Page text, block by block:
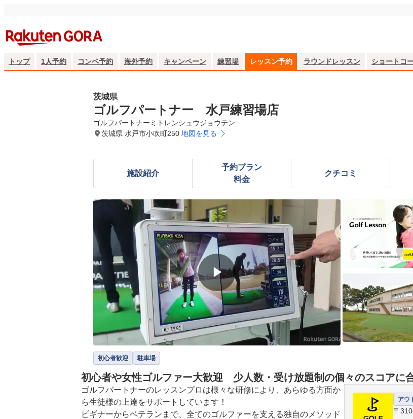
トップ 1人予約 コンペ予約 海外予約 キャンペーン 練習場 レッスン予約 ラウンドレッスン ショートコ
茨城県
ゴルフパートナー 水戸練習場店
ゴルフパートナーミトレンシュウジョウテン
茨城県 水戸市小吹町250 地図を見る
施設紹介
予約プラン
料金
クチコミ
▶
初心者歓迎 駐車場
初心者や女性ゴルファー大歓迎 少人数・受け放題制の個々のスコアに
ゴルフパートナーのレッスンプロは様々な研修により、あらゆる方面か
ら生徒様の上達をサポートしています！
ビギナーからベテランまで、全てのゴルファーを支える独自のメソッド
アウ
〒